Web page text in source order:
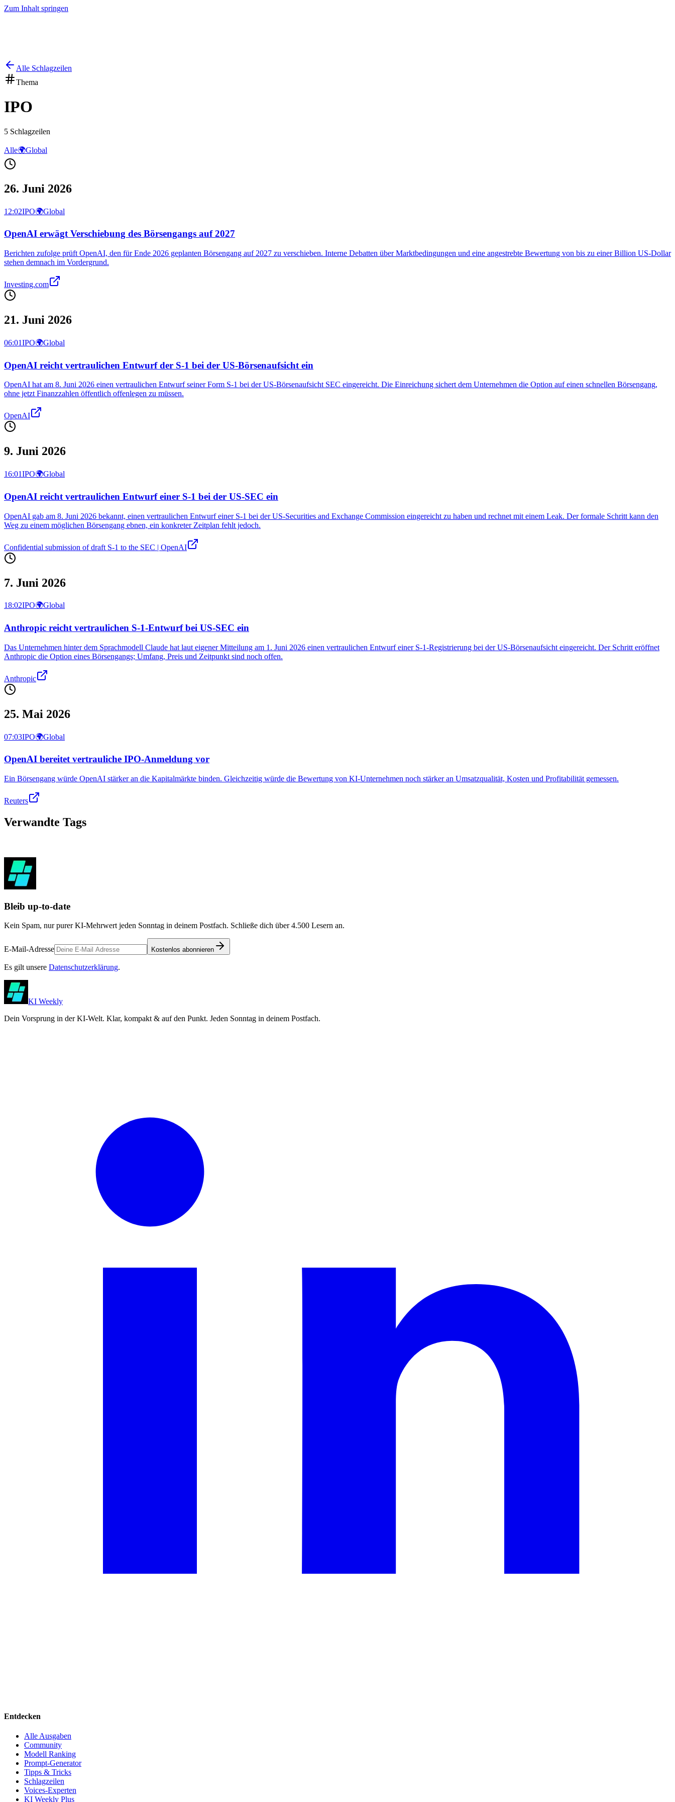
Zum Inhalt springen
Alle Schlagzeilen
Thema
IPO
5 Schlagzeilen
Alle🌍Global
26. Juni 2026
12:02IPO🌍Global
OpenAI erwägt Verschiebung des Börsengangs auf 2027
Berichten zufolge prüft OpenAI, den für Ende 2026 geplanten Börsengang auf 2027 zu verschieben. Interne Debatten über Marktbedingungen und eine angestrebte Bewertung von bis zu einer Billion US-Dollar
stehen demnach im Vordergrund.
Investing.com
21. Juni 2026
06:01IPO🌍Global
OpenAI reicht vertraulichen Entwurf der S-1 bei der US-Börsenaufsicht ein
OpenAI hat am 8. Juni 2026 einen vertraulichen Entwurf seiner Form S-1 bei der US-Börsenaufsicht SEC eingereicht. Die Einreichung sichert dem Unternehmen die Option auf einen schnellen Börsengang,
ohne jetzt Finanzzahlen öffentlich offenlegen zu müssen.
OpenAI
9. Juni 2026
16:01IPO🌍Global
OpenAI reicht vertraulichen Entwurf einer S-1 bei der US-SEC ein
OpenAI gab am 8. Juni 2026 bekannt, einen vertraulichen Entwurf einer S-1 bei der US-Securities and Exchange Commission eingereicht zu haben und rechnet mit einem Leak. Der formale Schritt kann den
Weg zu einem möglichen Börsengang ebnen, ein konkreter Zeitplan fehlt jedoch.
Confidential submission of draft S-1 to the SEC | OpenAI
7. Juni 2026
18:02IPO🌍Global
Anthropic reicht vertraulichen S-1-Entwurf bei US-SEC ein
Das Unternehmen hinter dem Sprachmodell Claude hat laut eigener Mitteilung am 1. Juni 2026 einen vertraulichen Entwurf einer S-1-Registrierung bei der US‑Börsenaufsicht eingereicht. Der Schritt eröffnet
Anthropic die Option eines Börsengangs; Umfang, Preis und Zeitpunkt sind noch offen.
Anthropic
25. Mai 2026
07:03IPO🌍Global
OpenAI bereitet vertrauliche IPO-Anmeldung vor
Ein Börsengang würde OpenAI stärker an die Kapitalmärkte binden. Gleichzeitig würde die Bewertung von KI-Unternehmen noch stärker an Umsatzqualität, Kosten und Profitabilität gemessen.
Reuters
Verwandte Tags
Bleib up-to-date
Kein Spam, nur purer KI-Mehrwert jeden Sonntag in deinem Postfach. Schließe dich über4.500 Lesern an.
E-Mail-Adresse Kostenlos abonnieren
Es gilt unsere Datenschutzerklärung.
KI Weekly
Dein Vorsprung in der KI-Welt. Klar, kompakt & auf den Punkt. Jeden Sonntag in deinem Postfach.
Entdecken
Alle Ausgaben
Community
Modell Ranking
Prompt-Generator
Tipps & Tricks
Schlagzeilen
Voices-Experten
KI Weekly Plus